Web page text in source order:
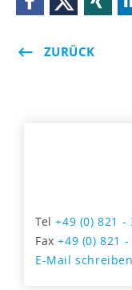
ZURÜCK
Tel+49 (0) 821 -
Fax+49 (0) 821
E-Mail schreiben